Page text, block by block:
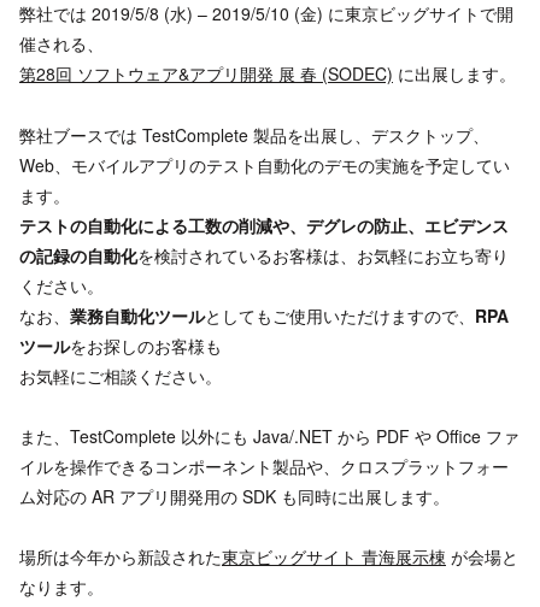
弊社では 2019/5/8 (水) – 2019/5/10 (金) に東京ビッグサイトで開
催される、
第28回 ソフトウェア&アプリ開発 展 春 (SODEC) に出展します。
弊社ブースでは TestComplete 製品を出展し、デスクトップ、
Web、モバイルアプリのテスト自動化のデモの実施を予定してい
ます。
テストの自動化による工数の削減や、デグレの防止、エビデンス
の記録の自動化を検討されているお客様は、お気軽にお立ち寄り
ください。
なお、 業務自動化ツールとしてもご使用いただけますので、 RPA
ツールをお探しのお客様も
お気軽にご相談ください。
また、TestComplete 以外にも Java/.NET から PDF や Office ファ
イルを操作できるコンポーネント製品や、クロスプラットフォー
ム対応の AR アプリ開発用の SDK も同時に出展します。
場所は今年から新設された東京ビッグサイト 青海展示棟 が会場と
なります。